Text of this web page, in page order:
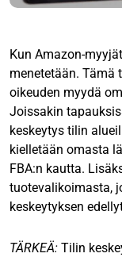
Kun Amazon-
menetetään. Tämä
oikeuden myydä
Joissakin
keskeytys tilin
kielletään omasta
FBA:n kautta.
tuotevalikoimasta,
keskeytyksen
TÄRKEÄ: Tilin